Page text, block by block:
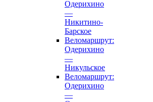
Одерихино
—
Никитино-
Барское
Веломаршрут:
Одерихино
—
Никульское
Веломаршрут:
Одерихино
—